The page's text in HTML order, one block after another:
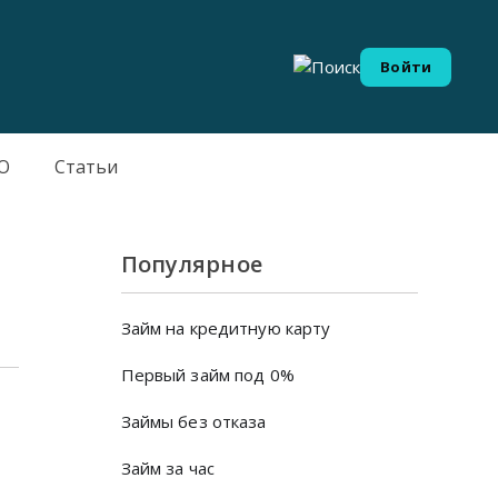
Войти
Статьи
Популярное
Займ на кредитную карту
Первый займ под 0%
Займы без отказа
Займ за час